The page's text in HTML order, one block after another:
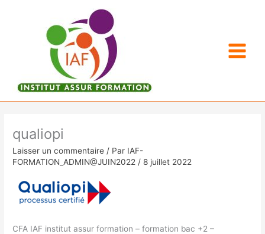
qualiopi
Laisser un commentaire / Par IAF-
FORMATION_ADMIN@JUIN2022 / 8 juillet 2022
CFA IAF institut assur formation – formation bac +2 –